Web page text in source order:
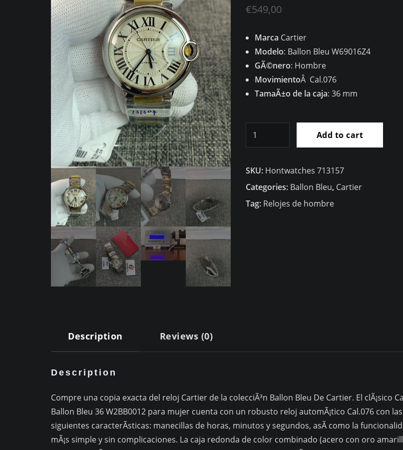
€549,00
Marca Cartier
Modelo: Ballon Bleu W69016Z4
GÃ©nero: Hombre
MovimientoÂ Cal.076
TamaÃ±o de la caja: 36 mm
Bleu
W69008Z3
quantity
Add to cart
SKU: Hontwatches 713157
Categories: Ballon Bleu, Cartier
Tag: Relojes de hombre
Description Reviews (0)
Description
Compre una copia exacta del reloj Cartier de la colecciÃ³n Ballon Bleu De Cartier. El clÃ¡sico
Ballon Bleu 36 W2BB0012 para mujer cuenta con un robusto reloj automÃ¡tico Cal.076 con las
siguientes caracterÃ­sticas: manecillas de horas, minutos y segundos, asÃ­ como la
mÃ¡s simple y sin complicaciones. La caja redonda de color combinado (acero con oro